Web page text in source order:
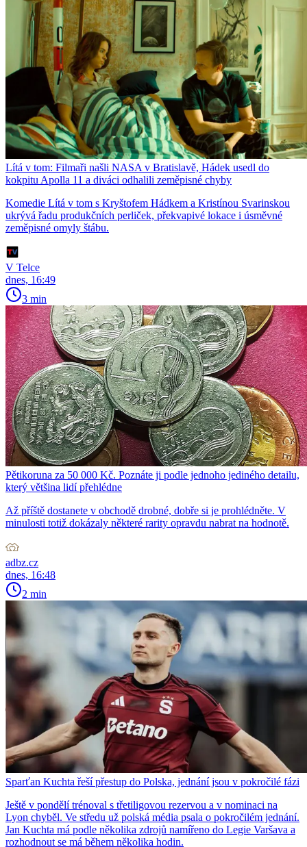
Lítá v tom: Filmaři našli NASA v Bratislavě, Hádek usedl do
kokpitu Apolla 11 a diváci odhalili zeměpisné chyby
Komedie Lítá v tom s Kryštofem Hádkem a Kristínou Svarinskou
ukrývá řadu produkčních perliček, překvapivé lokace i úsměvné
zeměpisné omyly štábu.
V Telce
dnes, 16:49
3 min
Pětikoruna za 50 000 Kč. Poznáte ji podle jednoho jediného detailu,
který většina lidí přehlédne
Až příště dostanete v obchodě drobné, dobře si je prohlédněte. V
minulosti totiž dokázaly některé rarity opravdu nabrat na hodnotě.
adbz.cz
dnes, 16:48
2 min
Sparťan Kuchta řeší přestup do Polska, jednání jsou v pokročilé fázi
Ještě v pondělí trénoval s třetiligovou rezervou a v nominaci na
Lyon chyběl. Ve středu už polská média psala o pokročilém jednání.
Jan Kuchta má podle několika zdrojů namířeno do Legie Varšava a
rozhodnout se má během několika hodin.